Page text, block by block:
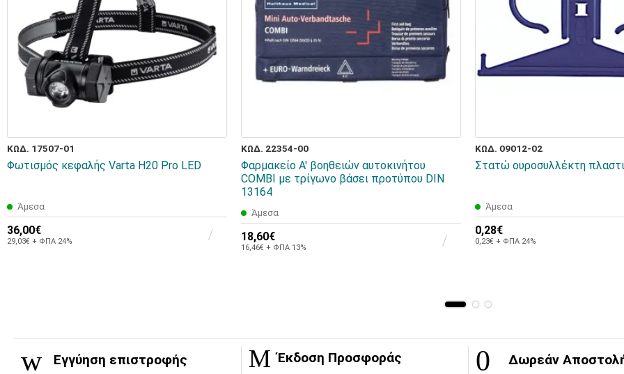
ΚΩΔ. 17507-01
Φωτισμός κεφαλής Varta H20 Pro LED
Άμεσα
36,00€
29,03€ + ΦΠΑ 24%
ΚΩΔ. 22354-00
Φαρμακείο Α' βοηθειών αυτοκινήτου
COMBI με τρίγωνο βάσει προτύπου DIN
13164
Άμεσα
18,60€
16,46€ + ΦΠΑ 13%
ΚΩΔ. 09012-02
Στατώ ουροσυλλέκτη
Άμεσα
0,28€
0,23€ + ΦΠΑ 24%
Εγγύηση επιστροφής
Έκδοση Προσφοράς Δωρεάν